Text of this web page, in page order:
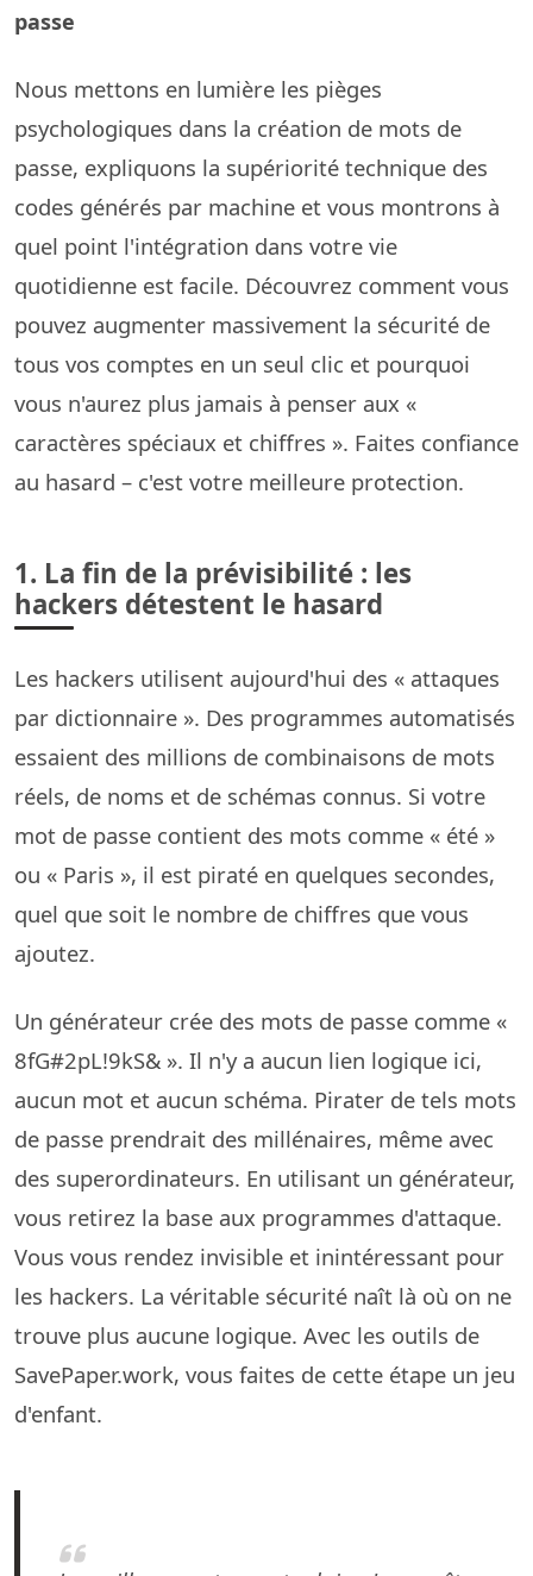
passe
Nous mettons en lumière les pièges
psychologiques dans la création de mots de
passe, expliquons la supériorité technique des
codes générés par machine et vous montrons à
quel point l'intégration dans votre vie
quotidienne est facile. Découvrez comment vous
pouvez augmenter massivement la sécurité de
tous vos comptes en un seul clic et pourquoi
vous n'aurez plus jamais à penser aux «
caractères spéciaux et chiffres ». Faites confiance
au hasard – c'est votre meilleure protection.
1. La fin de la prévisibilité : les
hackers détestent le hasard
Les hackers utilisent aujourd'hui des « attaques
par dictionnaire ». Des programmes automatisés
essaient des millions de combinaisons de mots
réels, de noms et de schémas connus. Si votre
mot de passe contient des mots comme « été »
ou « Paris », il est piraté en quelques secondes,
quel que soit le nombre de chiffres que vous
ajoutez.
Un générateur crée des mots de passe comme «
8fG#2pL!9kS& ». Il n'y a aucun lien logique ici,
aucun mot et aucun schéma. Pirater de tels mots
de passe prendrait des millénaires, même avec
des superordinateurs. En utilisant un générateur,
vous retirez la base aux programmes d'attaque.
Vous vous rendez invisible et inintéressant pour
les hackers. La véritable sécurité naît là où on ne
trouve plus aucune logique. Avec les outils de
SavePaper.work, vous faites de cette étape un jeu
d'enfant.